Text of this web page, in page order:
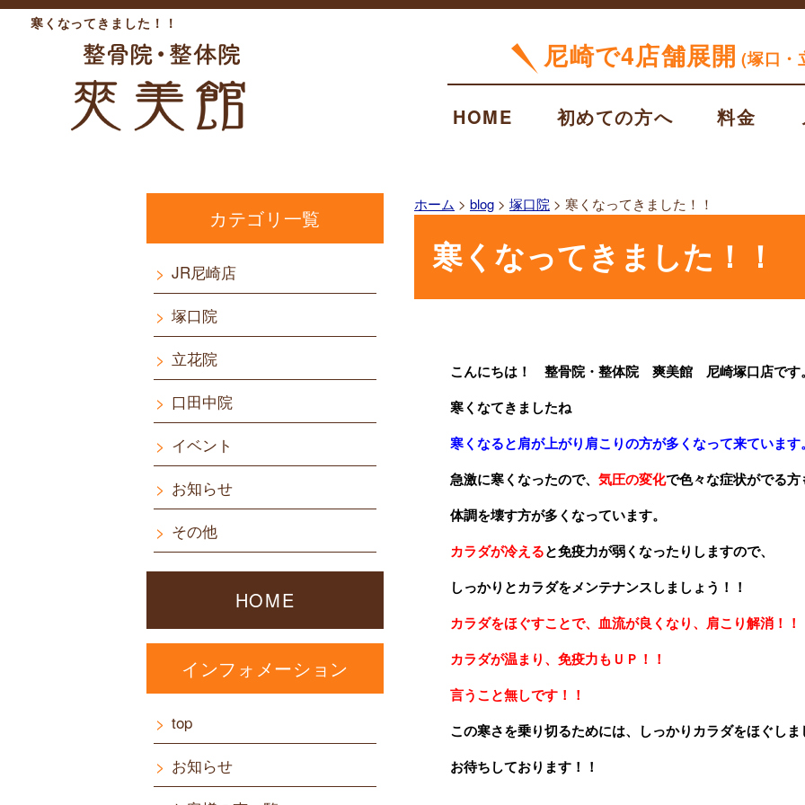
寒くなってきました！！
尼崎で4店舗展開 (塚口・
HOME 初めての方へ 料金
ホーム > blog > 塚口院 > 寒くなってきました！！
寒くなってきました！！
こんにちは！ 整骨院・整体院 爽美館 尼崎塚口店です。
寒くなてきましたね
寒くなると肩が上がり肩こりの方が多くなって来ています。
急激に寒くなったので、 気圧の変化で色々な症状がでる方
体調を壊す方が多くなっています。
カラダが冷えると免疫力が弱くなったりしますので、
しっかりとカラダをメンテナンスしましょう！！
カラダをほぐすことで、血流が良くなり、肩こり解消！！
カラダが温まり、免疫力もＵＰ！！
言うこと無しです！！
この寒さを乗り切るためには、しっかりカラダをほぐしま
お待ちしております！！
カテゴリ一覧
JR尼崎店
塚口院
立花院
口田中院
イベント
お知らせ
その他
HOME
インフォメーション
top
お知らせ